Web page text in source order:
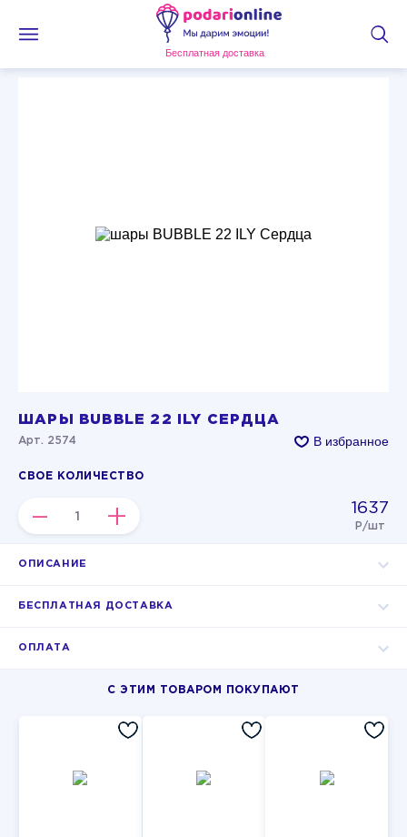
Бесплатная доставка
ШАРЫ BUBBLE 22 ILY СЕРДЦА
Арт. 2574 В избранное
СВОЕ КОЛИЧЕСТВО
– + 1637
Р/шт
ОПИСАНИЕ
БЕСПЛАТНАЯ ДОСТАВКА
ОПЛАТА
С ЭТИМ ТОВАРОМ ПОКУПАЮТ